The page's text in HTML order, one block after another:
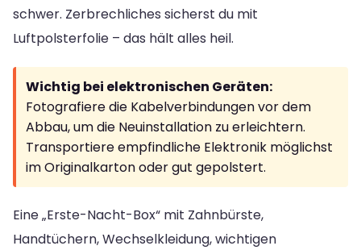
schwer. Zerbrechliches sicherst du mit
Luftpolsterfolie – das hält alles heil.
Wichtig bei elektronischen Geräten:
Fotografiere die Kabelverbindungen vor dem
Abbau, um die Neuinstallation zu erleichtern.
Transportiere empfindliche Elektronik möglichst
im Originalkarton oder gut gepolstert.
Eine „Erste-Nacht-Box“ mit Zahnbürste,
Handtüchern, Wechselkleidung, wichtigen